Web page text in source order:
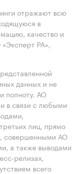
отражают всю
в
качество и
РА»,
данных и не
полноту. АО
в связи с любыми
лиц, прямо
совершенными АО
а также выводами
релизах,
всего